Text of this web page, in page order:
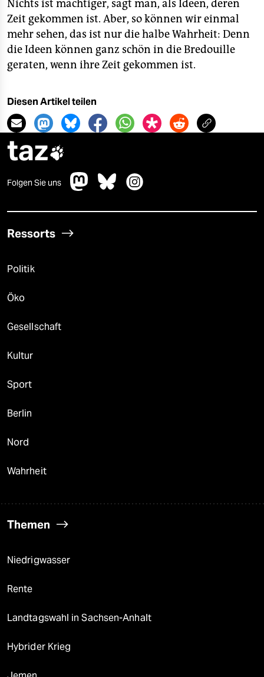
Nichts ist mächtiger, sagt man, als Ideen, deren
Zeit gekommen ist. Aber, so können wir einmal
mehr sehen, das ist nur die halbe Wahrheit: Denn
die Ideen können ganz schön in die Bredouille
geraten, wenn ihre Zeit gekommen ist.
Diesen Artikel teilen
taz
Folgen Sie uns
Ressorts
Politik
Öko
Gesellschaft
Kultur
Sport
Berlin
Nord
Wahrheit
Themen
Niedrigwasser
Rente
Landtagswahl in Sachsen-Anhalt
Hybrider Krieg